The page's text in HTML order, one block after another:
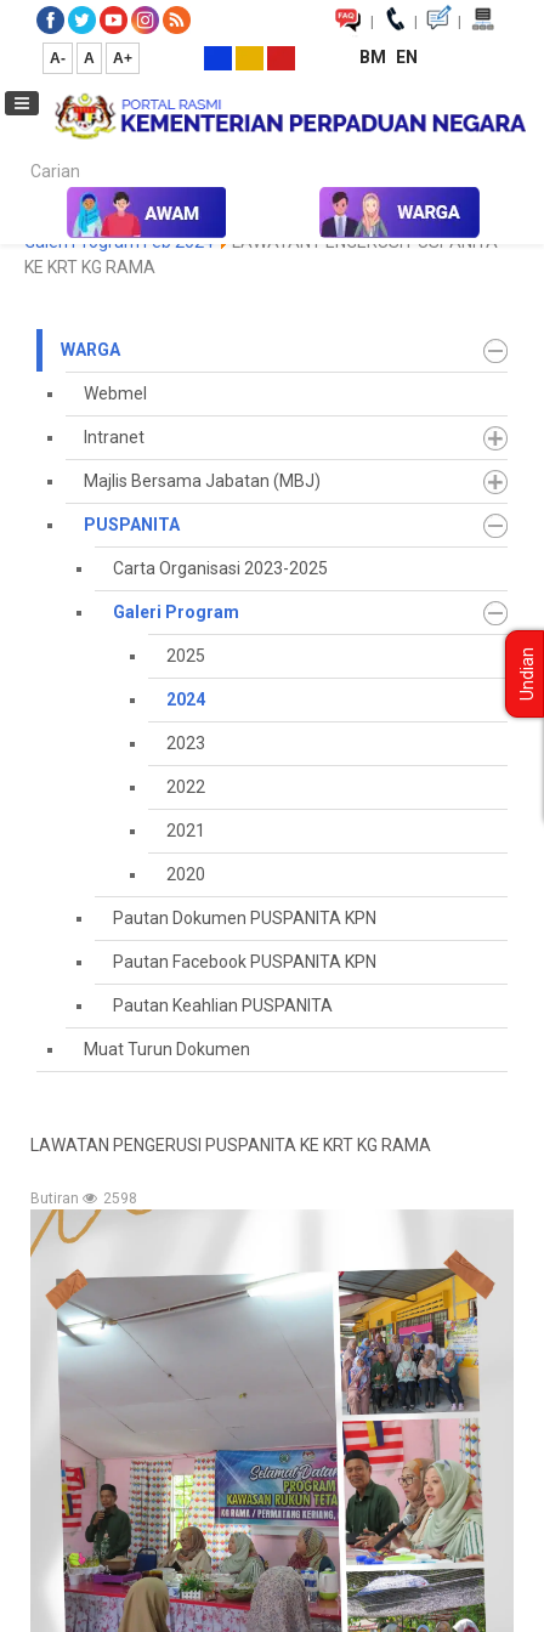
| | |
A- A A+ BM EN
Carian...
Laman Utama Warga Galeri Program
Galeri Program Feb 2024
LAWATAN PENGERUSI PUSPANITA
KE KRT KG RAMA
WARGA
Webmel
Intranet
Majlis Bersama Jabatan (MBJ)
PUSPANITA
Carta Organisasi 2023-2025
Galeri Program
2025
2024
2023
2022
2021
2020
Pautan Dokumen PUSPANITA KPN
Pautan Facebook PUSPANITA KPN
Pautan Keahlian PUSPANITA
Muat Turun Dokumen
LAWATAN PENGERUSI PUSPANITA KE KRT KG RAMA
Butiran 2598
Undian